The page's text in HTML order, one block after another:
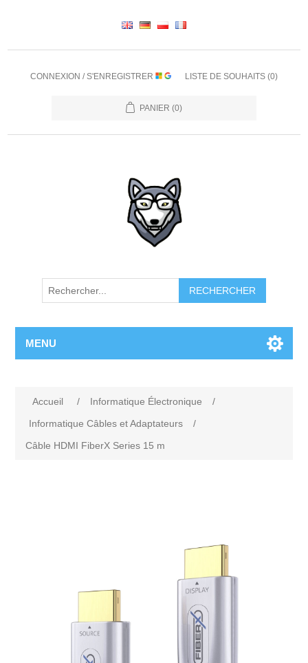
CONNEXION / S'ENREGISTRER LISTE DE SOUHAITS (0)
PANIER (0)
RECHERCHER
MENU
Accueil / Informatique Électronique
/
Informatique Câbles et Adaptateurs
/
Câble HDMI FiberX Series 15 m